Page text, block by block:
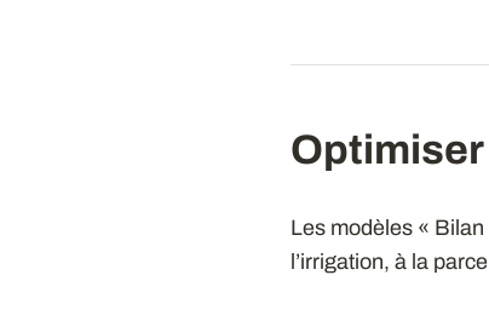
Optimiser
Les modèles «
l’irrigation, à la